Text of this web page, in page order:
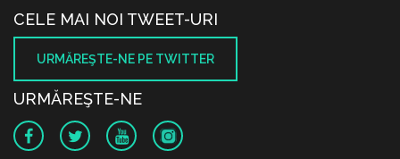
CELE MAI NOI TWEET-URI
URMĂREŞTE-NE PE TWITTER
URMĂREŞTE-NE